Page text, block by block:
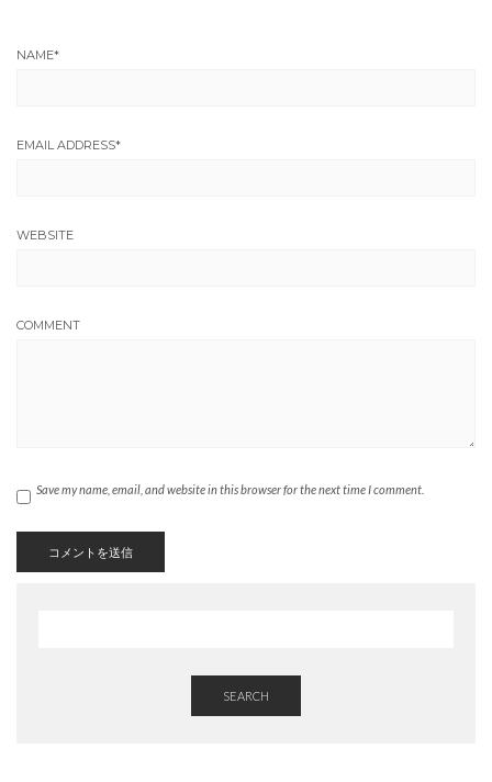
NAME*
EMAIL ADDRESS*
WEBSITE
COMMENT
Save my name, email, and website in this browser for the next time I comment.
SEARCH